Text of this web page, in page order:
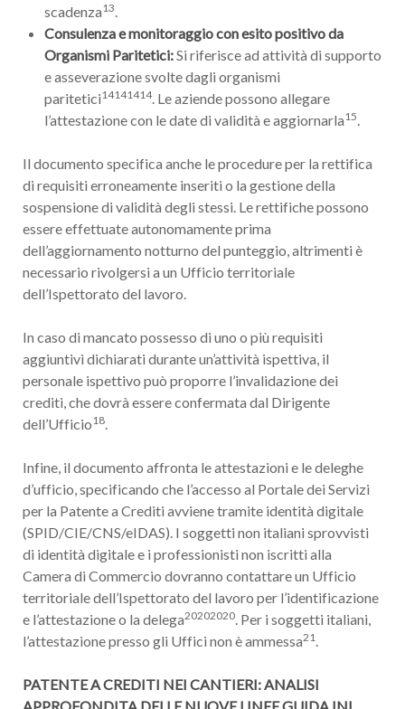
scadenza13.
Consulenza e monitoraggio con esito positivo da
Organismi Paritetici:Si riferisce ad attività di supporto
e asseverazione svolte dagli organismi
paritetici14141414. Le aziende possono allegare
l’attestazione con le date di validità e aggiornarla15.
Il documento specifica anche le procedure per la rettifica
di requisiti erroneamente inseriti o la gestione della
sospensione di validità degli stessi. Le rettifiche possono
essere effettuate autonomamente prima
dell’aggiornamento notturno del punteggio, altrimenti è
necessario rivolgersi a un Ufficio territoriale
dell’Ispettorato del lavoro.
In caso di mancato possesso di uno o più requisiti
aggiuntivi dichiarati durante un’attività ispettiva, il
personale ispettivo può proporre l’invalidazione dei
crediti, che dovrà essere confermata dal Dirigente
dell’Ufficio18.
Infine, il documento affronta le attestazioni e le deleghe
d’ufficio, specificando che l’accesso al Portale dei Servizi
per la Patente a Crediti avviene tramite identità digitale
(SPID/CIE/CNS/eIDAS). I soggetti non italiani sprovvisti
di identità digitale e i professionisti non iscritti alla
Camera di Commercio dovranno contattare un Ufficio
territoriale dell’Ispettorato del lavoro per l’identificazione
e l’attestazione o la delega20202020. Per i soggetti italiani,
l’attestazione presso gli Uffici non è ammessa21.
PATENTE A CREDITI NEI CANTIERI: ANALISI